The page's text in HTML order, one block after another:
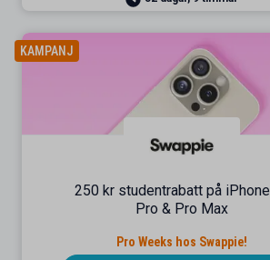
KAMPANJ
250 kr studentrabatt på
Pro & Pro Max
Pro Weeks hos Swappie!